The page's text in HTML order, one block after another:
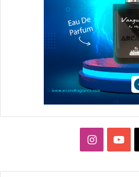
يوتيوبانستقرام